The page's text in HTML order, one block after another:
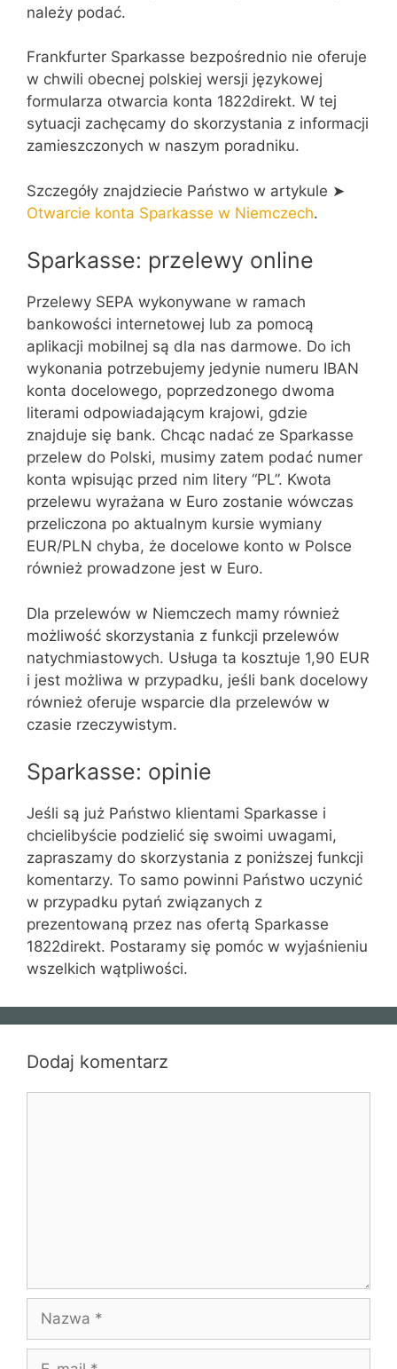
należy podać.
Frankfurter Sparkasse bezpośrednio nie oferuje
w chwili obecnej polskiej wersji językowej
formularza otwarcia konta 1822direkt. W tej
sytuacji zachęcamy do skorzystania z informacji
zamieszczonych w naszym poradniku.
Szczegóły znajdziecie Państwo w artykule ➤
Otwarcie konta Sparkasse w Niemczech.
Sparkasse: przelewy online
Przelewy SEPA wykonywane w ramach
bankowości internetowej lub za pomocą
aplikacji mobilnej są dla nas darmowe. Do ich
wykonania potrzebujemy jedynie numeru IBAN
konta docelowego, poprzedzonego dwoma
literami odpowiadającym krajowi, gdzie
znajduje się bank. Chcąc nadać ze Sparkasse
przelew do Polski, musimy zatem podać numer
konta wpisując przed nim litery “PL”. Kwota
przelewu wyrażana w Euro zostanie wówczas
przeliczona po aktualnym kursie wymiany
EUR/PLN chyba, że docelowe konto w Polsce
również prowadzone jest w Euro.
Dla przelewów w Niemczech mamy również
możliwość skorzystania z funkcji przelewów
natychmiastowych. Usługa ta kosztuje 1,90 EUR
i jest możliwa w przypadku, jeśli bank docelowy
również oferuje wsparcie dla przelewów w
czasie rzeczywistym.
Sparkasse: opinie
Jeśli są już Państwo klientami Sparkasse i
chcielibyście podzielić się swoimi uwagami,
zapraszamy do skorzystania z poniższej funkcji
komentarzy. To samo powinni Państwo uczynić
w przypadku pytań związanych z
prezentowaną przez nas ofertą Sparkasse
1822direkt. Postaramy się pomóc w wyjaśnieniu
wszelkich wątpliwości.
Dodaj komentarz
Nazwa